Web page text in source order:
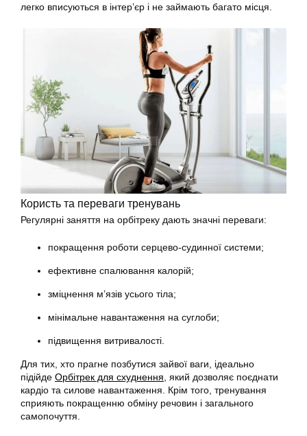
легко вписуються в інтер’єр і не займають багато місця.
Користь та переваги тренувань
Регулярні заняття на орбітреку дають значні переваги:
покращення роботи серцево-судинної системи;
ефективне спалювання калорій;
зміцнення м’язів усього тіла;
мінімальне навантаження на суглоби;
підвищення витривалості.
Для тих, хто прагне позбутися зайвої ваги, ідеально
підійде Орбітрек для схуднення , який дозволяє поєднати
кардіо та силове навантаження. Крім того, тренування
сприяють покращенню обміну речовин і загального
самопочуття.